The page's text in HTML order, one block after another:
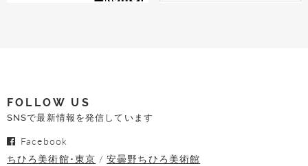
FOLLOW US
SNSで最新情報を発信しています
Facebook
ちひろ美術館･東京
安曇野ちひろ美術館